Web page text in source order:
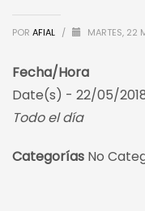
POR AFIAL / MARTES, 22
Fecha/Hora
Date(s) - 22/05/
Todo el día
Categorías No